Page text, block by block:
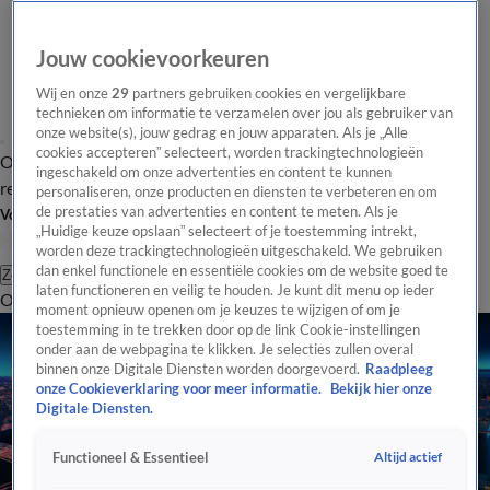
Overzicht Laatste nieuws Regionieuws Het beste van Hart
Tip de
redactie
Volg Hart van Nederland
Zoeken
OverzichtRegioUitzendingenWeerTip de redactiePanelVideo's
Jouw cookievoorkeuren
Wij en onze29 partners gebruiken cookies en vergelijkbare
technieken om informatie te verzamelen over jou als gebruiker van
onze website(s), jouw gedrag en jouw apparaten. Als je „Alle
cookies accepteren” selecteert, worden trackingtechnologieën
ingeschakeld om onze advertenties en content te kunnen
personaliseren, onze producten en diensten te verbeteren en om
de prestaties van advertenties en content te meten. Als je
„Huidige keuze opslaan” selecteert of je toestemming intrekt,
worden deze trackingtechnologieën uitgeschakeld. We gebruiken
dan enkel functionele en essentiële cookies om de website goed te
laten functioneren en veilig te houden. Je kunt dit menu op ieder
moment opnieuw openen om je keuzes te wijzigen of om je
toestemming in te trekken door op de link Cookie-instellingen
onder aan de webpagina te klikken. Je selecties zullen overal
binnen onze Digitale Diensten worden doorgevoerd. Raadpleeg
onze Cookieverklaring voor meer informatie.
Bekijk hier onze
Digitale Diensten.
Functioneel & Essentieel Altijd actief